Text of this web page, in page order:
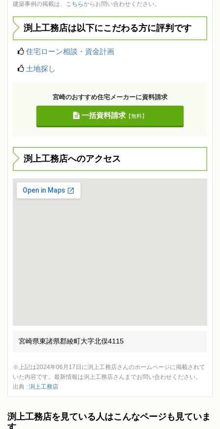
建築事例の掲載は、 こちらからお問い合わせください。
渕上工務店は以下にこだわる方に評判です
住宅ローン相談・資金計画
土地探し
宮崎のおすすめ住宅メーカーに資料請求
一括資料請求【無料】
渕上工務店へのアクセス
宮崎県東諸県郡綾町大字北俣4115
※上記は2024年06月17日に渕上工務店さんのホームページに掲載されて
いた内容です。最新情報は渕上工務店さんまでお問い合わせください。
出典 : 渕上工務店
渕上工務店を見ている人はこんなページも見ていま